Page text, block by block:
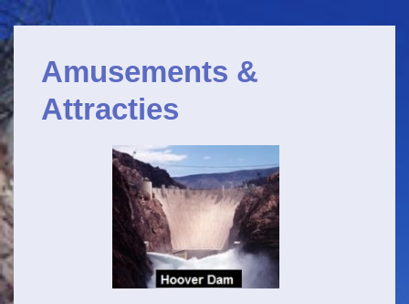
↓
Door
naar
hoofdmenu
Hoofdnavigatie
Amusements &
Attracties